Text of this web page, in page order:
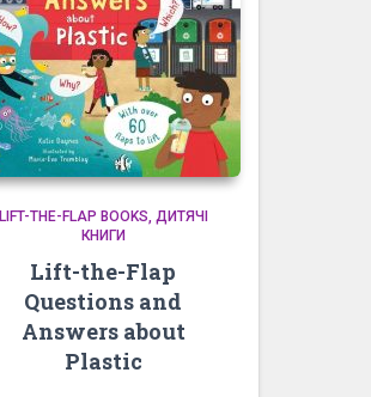
LIFT-THE-FLAP BOOKS ДИТЯЧІ
КНИГИ
Lift-the-Flap
Questions and
Answers about
Plastic